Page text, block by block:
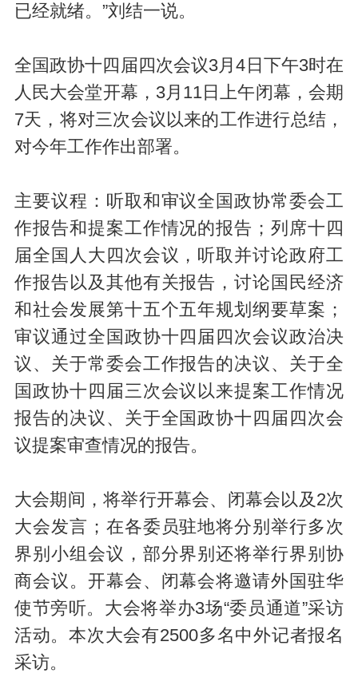
已经就绪。”刘结一说。
全国政协十四届四次会议3月4日下午3时在
人民大会堂开幕，3月11日上午闭幕，会期
7天，将对三次会议以来的工作进行总结，
对今年工作作出部署。
主要议程：听取和审议全国政协常委会工
作报告和提案工作情况的报告；列席十四
届全国人大四次会议，听取并讨论政府工
作报告以及其他有关报告，讨论国民经济
和社会发展第十五个五年规划纲要草案；
审议通过全国政协十四届四次会议政治决
议、关于常委会工作报告的决议、关于全
国政协十四届三次会议以来提案工作情况
报告的决议、关于全国政协十四届四次会
议提案审查情况的报告。
大会期间，将举行开幕会、闭幕会以及2次
大会发言；在各委员驻地将分别举行多次
界别小组会议，部分界别还将举行界别协
商会议。开幕会、闭幕会将邀请外国驻华
使节旁听。大会将举办3场“委员通道”采访
活动。本次大会有2500多名中外记者报名
采访。